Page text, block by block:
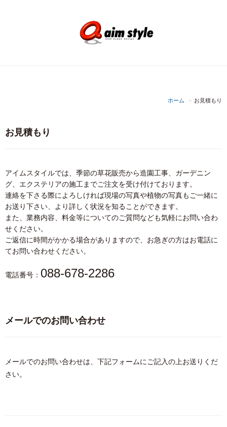
ホーム お見積もり
お見積もり
アイムスタイルでは、季節の草花販売から造園工事、ガーデニン
グ、エクステリアの施工までご注文を受け付けております。
連絡を下さる際によろしければ現場の写真や植物の写真もご一緒に
お送り下さい、より詳しく状況を知ることができます。
また、業務内容、料金等についてのご質問なども気軽にお問い合わ
せください。
ご返信に時間がかかる場合がありますので、お急ぎの方はお電話に
てお問い合わせください。
電話番号： 088-678-2286
メールでのお問い合わせ
メールでのお問い合わせは、下記フォームにご記入の上お送りくだ
さい。